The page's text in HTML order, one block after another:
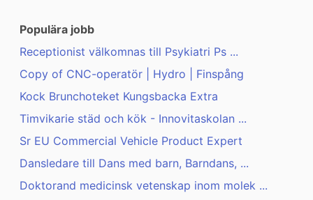
Populära jobb
Receptionist välkomnas till Psykiatri Ps ...
Copy of CNC-operatör | Hydro | Finspång
Kock Brunchoteket Kungsbacka Extra
Timvikarie städ och kök - Innovitaskolan ...
Sr EU Commercial Vehicle Product Expert
Dansledare till Dans med barn, Barndans, ...
Doktorand medicinsk vetenskap inom molek ...